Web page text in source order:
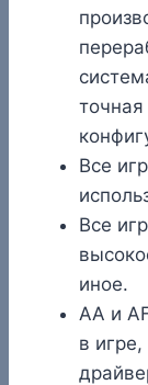
Все
Все
иное.
AA и
в